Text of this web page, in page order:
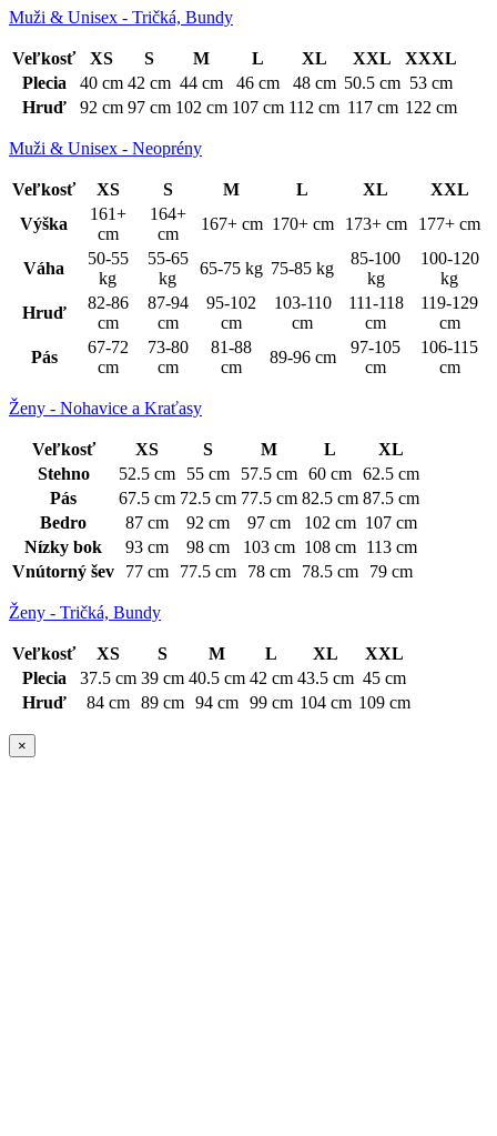
Muži & Unisex - Tričká, Bundy
Veľkosť XS S M L XL XXL
XXXL
Plecia
40 cm 42 cm 44 cm 46 cm 48 cm 50.5 cm 53 cm
Hruď
92 cm 97 cm 102 cm 107 cm 112 cm 117 cm 122 cm
Muži & Unisex - Neoprény
Veľkosť XS S M L XL
XXL
Výška
161+
cm
164+
cm
167+ cm 170+ cm 173+ cm 177+ cm
Váha
50-55
kg
55-65
kg
65-75 kg 75-85 kg
85-100
kg
100-120
kg
Hruď
82-86
cm
87-94
cm
95-102
cm
103-110
cm
111-118
cm
119-129
cm
Pás
67-72
cm
73-80
cm
81-88
cm
89-96 cm
97-105
cm
106-115
cm
Ženy - Nohavice a Kraťasy
Veľkosť XS S M L
XL
Stehno
52.5 cm 55 cm 57.5 cm 60 cm 62.5 cm
Pás
67.5 cm 72.5 cm 77.5 cm 82.5 cm 87.5 cm
Bedro
87 cm 92 cm 97 cm 102 cm 107 cm
Nízky bok
93 cm 98 cm 103 cm 108 cm 113 cm
Vnútorný šev
77 cm 77.5 cm 78 cm 78.5 cm 79 cm
Ženy - Tričká, Bundy
Veľkosť XS S M L XL
XXL
Plecia
37.5 cm 39 cm 40.5 cm 42 cm 43.5 cm 45 cm
Hruď
84 cm 89 cm 94 cm 99 cm 104 cm 109 cm
×